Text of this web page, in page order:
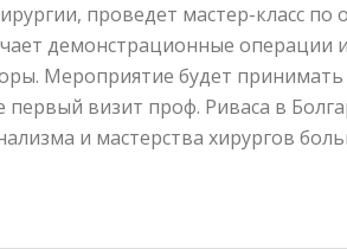
проведет мастер-класс
демонстрационные операции
Мероприятие будет
визит проф. Риваса в
и мастерства хирургов